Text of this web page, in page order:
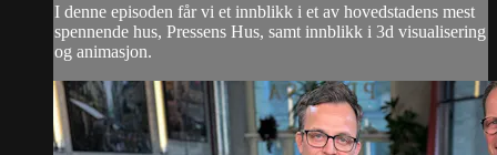
I denne episoden får vi et innblikk i et av hovedstadens mest
spennende hus, Pressens Hus, samt innblikk i 3d visualisering
og animasjon.